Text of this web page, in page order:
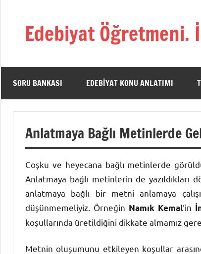
Edebiyat Öğretmeni.
Türkçe,
Dili
ve
Sitesi
SORU BANKASI EDEBIYAT KONU ANLATIMI
Anlatmaya Bağlı Metinlerde
Coşku ve heyecana bağlı metinlerde
Anlatmaya bağlı metinlerin de yazıldıkları
anlatmaya bağlı bir metni anlamaya
düşünmemeliyiz. Örneğin Namık Kemal‘in
koşullarında üretildiğini dikkate almamız
Metnin oluşumunu etkileyen koşullar